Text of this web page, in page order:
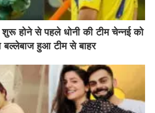
होने से पहले धोनी की टीम चेन्नई को
बल्लेबाज हुआ टीम से बाहर